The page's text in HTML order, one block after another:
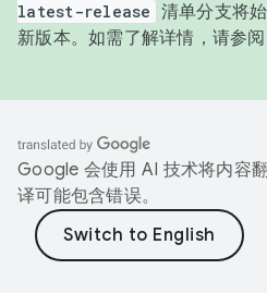
latest-release 清单分支将
新版本。如需了解详情，请参阅
Google 会使用 AI 技术将内容
译可能包含错误。